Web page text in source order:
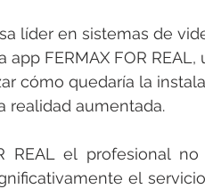
líder en sistemas de
app FERMAX FOR
cómo quedaría la
realidad aumentada.
REAL el profesional
el